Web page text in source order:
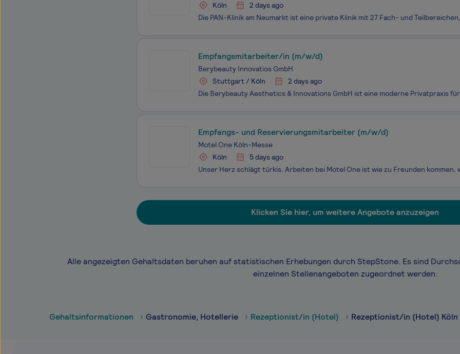
Köln
2 days ago
Empfangsmitarbeiter/in (m/w/d)
Berybeauty Innovatios GmbH
Stuttgart / Köln
2 days ago
Empfangs- und Reservierungsmitarbeiter (m/w/d)
Motel One Köln-Messe
Köln
5 days ago
Klicken Sie hier, um weitere Angebote anzuzeigen
Alle angezeigten Gehaltsdaten beruhen auf statistischen Erhebungen durch StepStone. Es sind
einzelnen Stellenangeboten zugeordnet werden.
Gehaltsinformationen Gastronomie, Hotellerie Rezeptionist/in (Hotel) Rezeptionist/in (Hotel) Köln